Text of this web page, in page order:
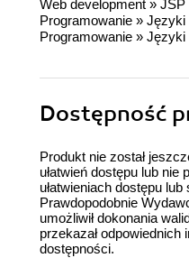
Web development » JSP
Programowanie » Języki
Programowanie » Języki
Dostępność
Produkt nie został
ułatwień dostępu lub nie
ułatwieniach dostępu
Prawdopodobnie
umożliwił dokonania
przekazał odpowiednich
dostępności.